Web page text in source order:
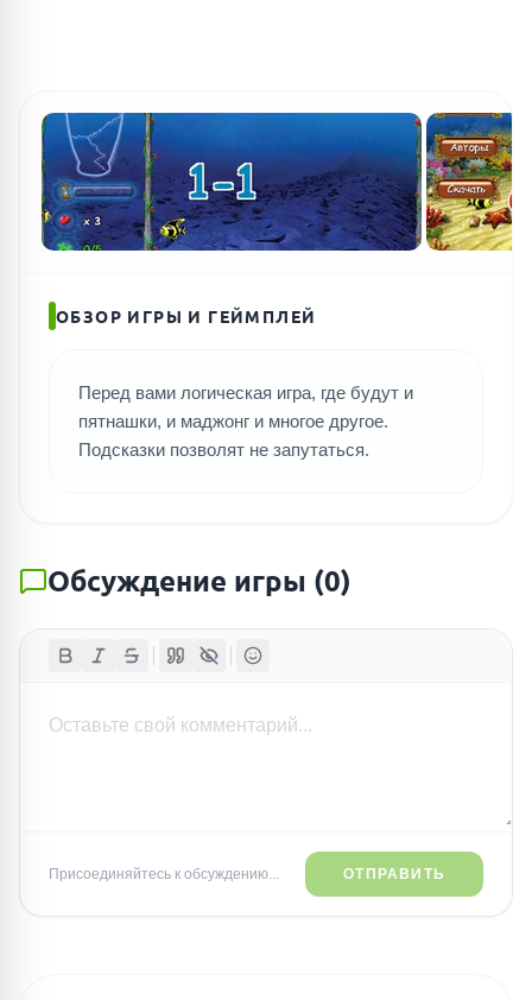
ОБЗОР ИГРЫ И ГЕЙМПЛЕЙ
Перед вами логическая игра, где будут и
пятнашки, и маджонг и многое другое.
Подсказки позволят не запутаться.
Обсуждение игры (0)
Присоединяйтесь к обсуждению... ОТПРАВИТЬ